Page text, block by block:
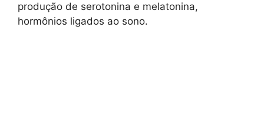
produção de serotonina e melatonina,
hormônios ligados ao sono.